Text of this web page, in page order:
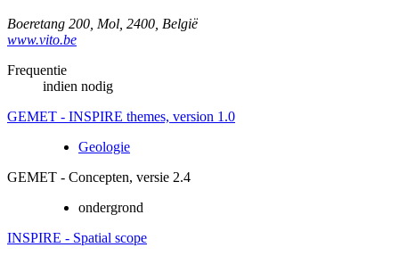
Boeretang 200 Mol 2400 België
www.vito.be
Frequentie
indien nodig
GEMET - INSPIRE themes, version 1.0
Geologie
GEMET - Concepten, versie 2.4
ondergrond
INSPIRE - Spatial scope